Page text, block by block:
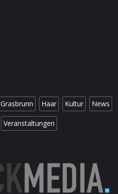
Grasbrunn Haar Kultur News
Veranstaltungen